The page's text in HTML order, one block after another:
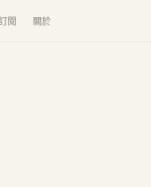
閱 關於